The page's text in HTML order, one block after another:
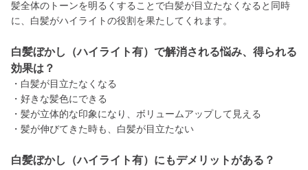
髪全体のトーンを明るくすることで白髪が目立たなくなると同時
に、白髪がハイライトの役割を果たしてくれます。
白髪ぼかし（ハイライト有）で解消される悩み、得られる
効果は？
・白髪が目立たなくなる
・好きな髪色にできる
・髪が立体的な印象になり、ボリュームアップして見える
・髪が伸びてきた時も、白髪が目立たない
白髪ぼかし（ハイライト有）にもデメリットがある？